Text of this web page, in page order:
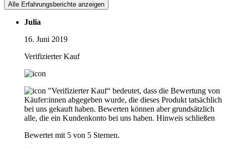
Alle Erfahrungsberichte anzeigen
Julia
16. Juni 2019
Verifizierter Kauf
"Verifizierter Kauf“ bedeutet, dass die Bewertung von
Käufer:innen abgegeben wurde, die dieses Produkt tatsächlich
bei uns gekauft haben. Bewerten können aber grundsätzlich
alle, die ein Kundenkonto bei uns haben. Hinweis schließen
Bewertet mit 5 von 5 Sternen.